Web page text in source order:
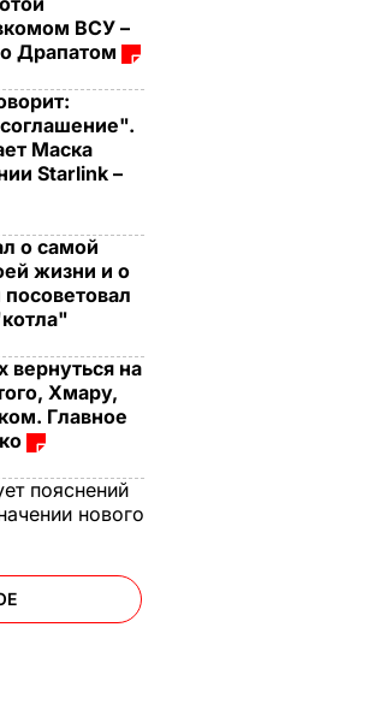
ВСУ –
Драпатом
Маска
Starlink –
о самой
жизни и о
вернуться на
Хмару,
Главное
пояснений
нового